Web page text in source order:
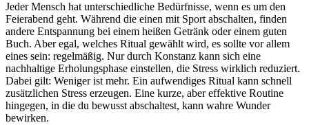
Jeder Mensch hat unterschiedliche Bedürfnisse, wenn es um den
Feierabend geht. Während die einen mit Sport abschalten, finden
andere Entspannung bei einem heißen Getränk oder einem guten
Buch. Aber egal, welches Ritual gewählt wird, es sollte vor allem
eines sein: regelmäßig. Nur durch Konstanz kann sich eine
nachhaltige Erholungsphase einstellen, die Stress wirklich reduziert.
Dabei gilt: Weniger ist mehr. Ein aufwendiges Ritual kann schnell
zusätzlichen Stress erzeugen. Eine kurze, aber effektive Routine
hingegen, in die du bewusst abschaltest, kann wahre Wunder
bewirken.